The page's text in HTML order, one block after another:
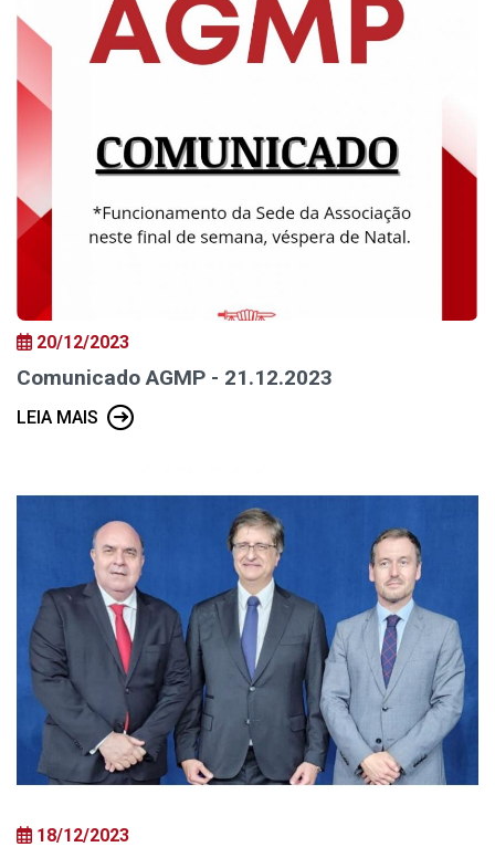
20/12/2023
Comunicado AGMP - 21.12.2023
LEIA MAIS
18/12/2023